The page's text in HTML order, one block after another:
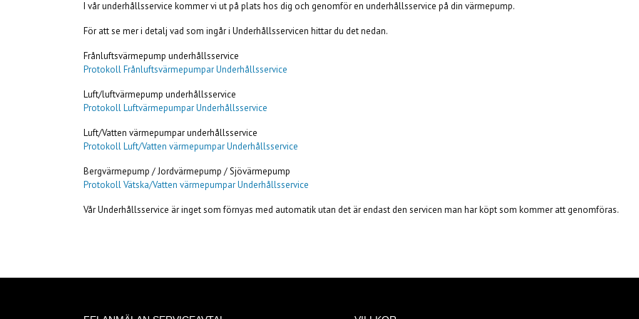
I vår underhållsservice kommer vi ut på plats hos dig och genomför en underhållsservice på din värmepump.
För att se mer i detalj vad som ingår i Underhållsservicen hittar du det nedan.
Frånluftsvärmepump underhållsservice
Protokoll Frånluftsvärmepumpar Underhållsservice
Luft/luftvärmepump underhållsservice
Protokoll Luftvärmepumpar Underhållsservice
Luft/Vatten värmepumpar underhållsservice
Protokoll Luft/Vatten värmepumpar Underhållsservice
Bergvärmepump / Jordvärmepump / Sjövärmepump
Protokoll Vätska/Vatten värmepumpar Underhållsservice
Vår Underhållsservice är inget som förnyas med automatik utan det är endast den servicen man har köpt som kommer att genomföras.